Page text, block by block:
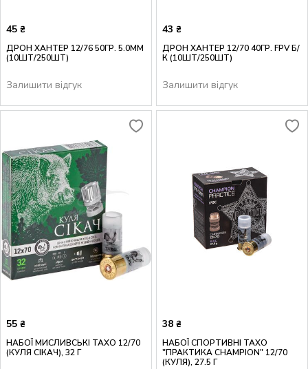
45 ₴
ДРОН ХАНТЕР 12/76 50ГР. 5.0ММ
(10ШТ/250ШТ)
Залишити відгук
43 ₴
ДРОН ХАНТЕР 12/70 40ГР. FPV Б/
К (10ШТ/250ШТ)
Залишити відгук
55 ₴
НАБОЇ МИСЛИВСЬКІ ТАХО 12/70
(КУЛЯ СІКАЧ), 32 Г
38 ₴
НАБОЇ СПОРТИВНІ ТАХО
"ПРАКТИКА CHAMPION" 12/70
(КУЛЯ), 27.5 Г